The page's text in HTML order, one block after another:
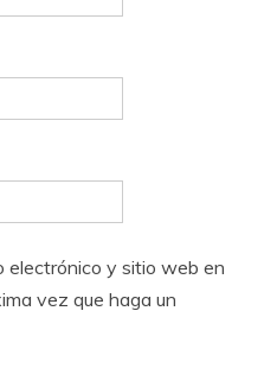
electrónico y sitio web en
vez que haga un